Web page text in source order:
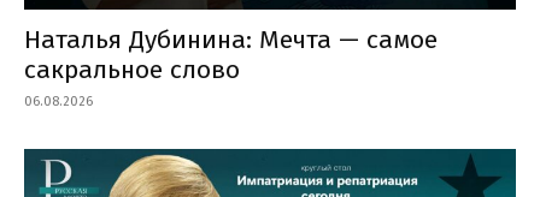
Наталья Дубинина: Мечта — самое
сакральное слово
06.08.2026